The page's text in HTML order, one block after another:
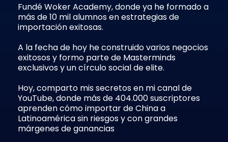
Fundé Woker Academy, donde ya he formado a
más de 10 mil alumnos en estrategias de
importación exitosas.
A la fecha de hoy he construido varios negocios
exitosos y formo parte de Masterminds
exclusivos y un círculo social de elite.
Hoy, comparto mis secretos en mi canal de
YouTube, donde más de 404.000 suscriptores
aprenden cómo importar de China a
Latinoamérica sin riesgos y con grandes
márgenes de ganancias